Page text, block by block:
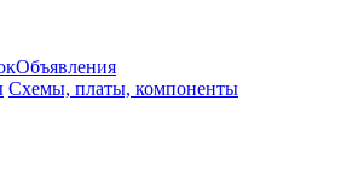
Объявления
Схемы, платы, компоненты